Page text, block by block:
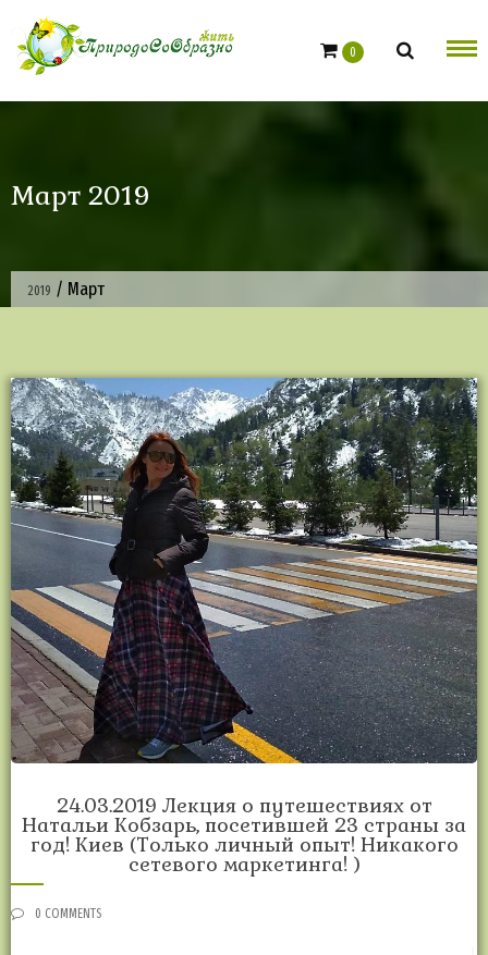
content
0
Март 2019
2019 / Март
24.03.2019 Лекция о путешествиях от
Натальи Кобзарь, посетившей 23 страны за
год! Киев (Только личный опыт! Никакого
сетевого маркетинга! )
0 COMMENTS